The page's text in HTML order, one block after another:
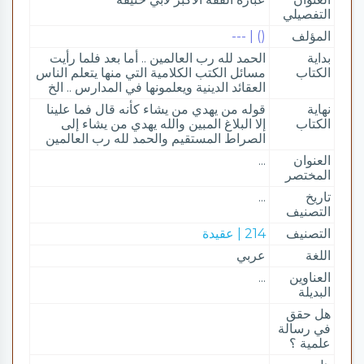
التفصيلي
المؤلف
() | ---
بداية
الكتاب
الحمد لله رب العالمين .. أما بعد فلما رأيت
مسائل الكتب الكلامية التي منها يتعلم الناس
العقائد الدينية ويعلمونها في المدارس .. الخ
نهاية
الكتاب
قوله من يهدي من يشاء كأنه قال فما علينا
إلا البلاغ المبين والله يهدي من يشاء إلى
الصراط المستقيم والحمد لله رب العالمين
العنوان
المختصر
...
تاريخ
التصنيف
...
التصنيف
214 | عقيدة
اللغة
عربي
العناوين
البديلة
...
هل حقق
في رسالة
علمية ؟